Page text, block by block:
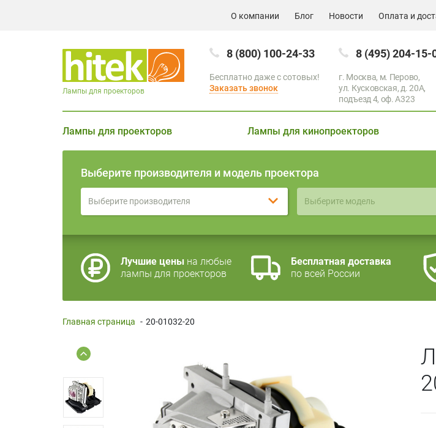
О компании Блог Новости Оплата и
8 (800) 100-24-33
Бесплатно даже с сотовых!
Заказать звонок
8 (495) 204-15-
г. Москва, м. Перово,
ул. Кусковская, д. 20А,
подъезд 4, оф. A323
Лампы для проекторов
Лампы для проекторов Лампы для кинопроекторов
Выберите производителя и модель проектора
Выберите производителя Выберите модель
Лучшие цены на любые
лампы для проекторов
Бесплатная доставка
по всей России
Главная страница - 20-01032-20